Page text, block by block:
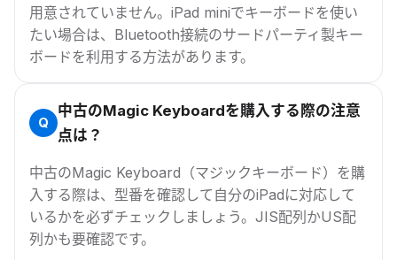
用意されていません。iPad miniでキーボードを使い
たい場合は、Bluetooth接続のサードパーティ製キー
ボードを利用する方法があります。
中古のMagic Keyboardを購入する際の注意
点は？
中古のMagic Keyboard（マジックキーボード）を購
入する際は、型番を確認して自分のiPadに対応して
いるかを必ずチェックしましょう。JIS配列かUS配
列かも要確認です。